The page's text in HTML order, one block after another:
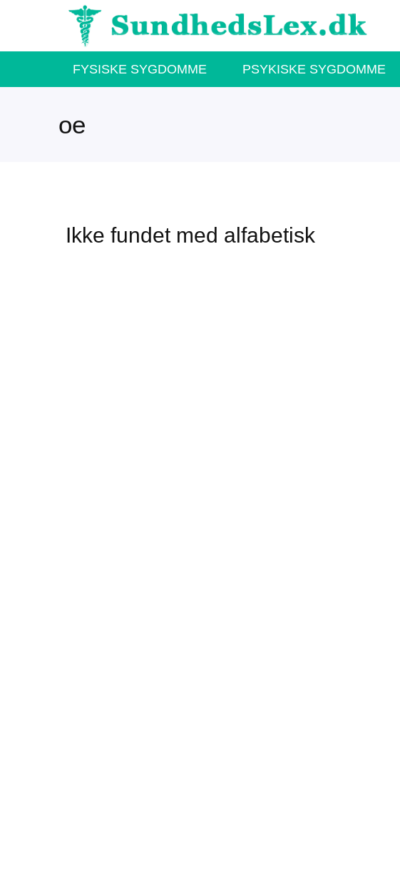
indhold
FYSISKE SYGDOMME PSYKISKE SYGDOMME
oe
Ikke fundet med alfabetisk